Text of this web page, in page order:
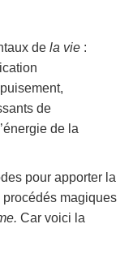
de la vie :
de
de la
pour apporter la
procédés magiques
Car voici la